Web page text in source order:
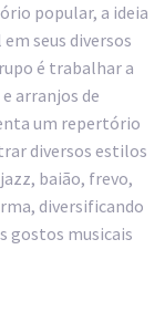
popular, a ideia
seus diversos
é trabalhar a
arranjos de
um repertório
diversos estilos
baião, frevo,
diversificando
gostos musicais